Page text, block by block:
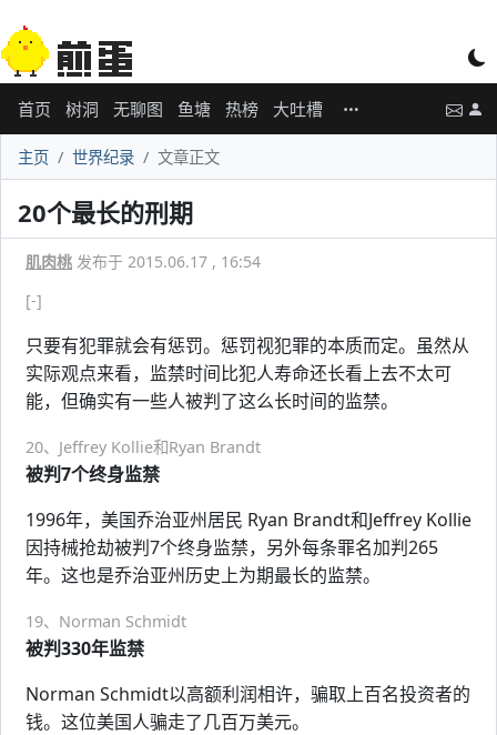
首页 树洞 无聊图 鱼塘 热榜 大吐槽
主页 世界纪录 文章正文
20个最长的刑期
肌肉桃 发布于 2015.06.17 , 16:54
[-]
只要有犯罪就会有惩罚。惩罚视犯罪的本质而定。虽然从
实际观点来看，监禁时间比犯人寿命还长看上去不太可
能，但确实有一些人被判了这么长时间的监禁。
20、Jeffrey Kollie和Ryan Brandt
被判7个终身监禁
1996年，美国乔治亚州居民 Ryan Brandt和Jeffrey Kollie
因持械抢劫被判7个终身监禁，另外每条罪名加判265
年。这也是乔治亚州历史上为期最长的监禁。
19、Norman Schmidt
被判330年监禁
Norman Schmidt以高额利润相许，骗取上百名投资者的
钱。这位美国人骗走了几百万美元。